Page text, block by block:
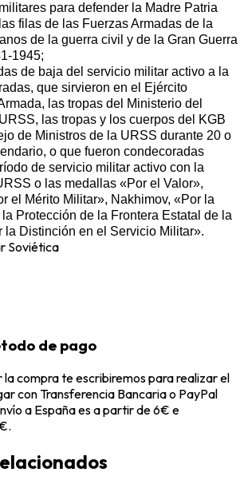
para defender la Madre Patria
filas de las Fuerzas Armadas de la
de la guerra civil y de la Gran Guerra
1945;
de baja del servicio militar activo a la
que sirvieron en el Ejército
las tropas del Ministerio del
las tropas y los cuerpos del KGB
de Ministros de la URSS durante 20 o
o que fueron condecoradas
de servicio militar activo con la
o las medallas «Por el Valor»,
el Mérito Militar», Nakhimov, «Por la
Protección de la Frontera Estatal de la
la Distinción en el Servicio Militar».
Soviética
de pago
la compra te escribiremos para realizar el
con Transferencia Bancaria o PayPal
a España es a partir de 6€ e